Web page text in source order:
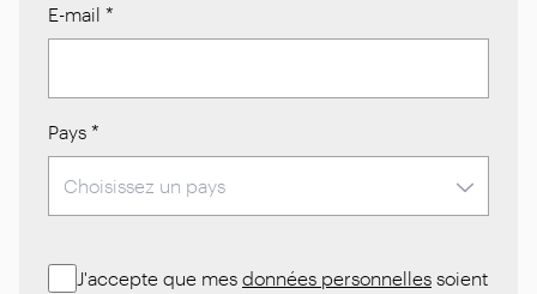
E-mail *
Pays *
J'accepte que mes données personnelles soient